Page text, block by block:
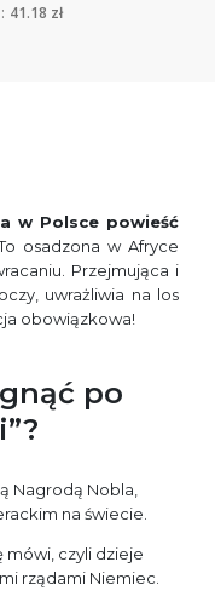
41.18 zł
w Polsce powieść
osadzona w Afryce
Przejmująca i
uwrażliwia na los
obowiązkowa!
po
Nagrodą Nobla,
na świecie.
mówi, czyli dzieje
rządami Niemiec.